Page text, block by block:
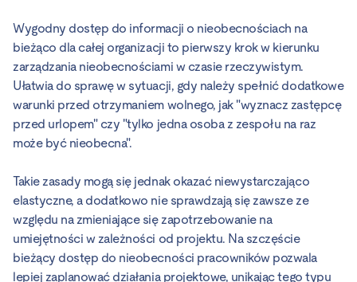
Wygodny dostęp do informacji o nieobecnościach na
bieżąco dla całej organizacji to pierwszy krok w kierunku
zarządzania nieobecnościami w czasie rzeczywistym.
Ułatwia do sprawę w sytuacji, gdy należy spełnić dodatkowe
warunki przed otrzymaniem wolnego, jak "wyznacz zastępcę
przed urlopem" czy "tylko jedna osoba z zespołu na raz
może być nieobecna".
Takie zasady mogą się jednak okazać niewystarczająco
elastyczne, a dodatkowo nie sprawdzają się zawsze ze
względu na zmieniające się zapotrzebowanie na
umiejętności w zależności od projektu. Na szczęście
bieżący dostęp do nieobecności pracowników pozwala
lepiej zaplanować działania projektowe, unikając tego typu